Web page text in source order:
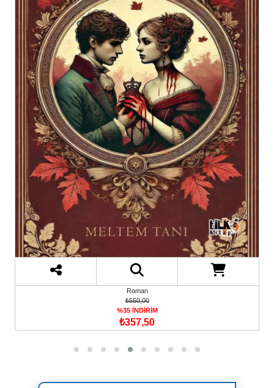
Roman
₺550,00
%35 İNDİRİM
₺357,50